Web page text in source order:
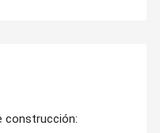
construcción: